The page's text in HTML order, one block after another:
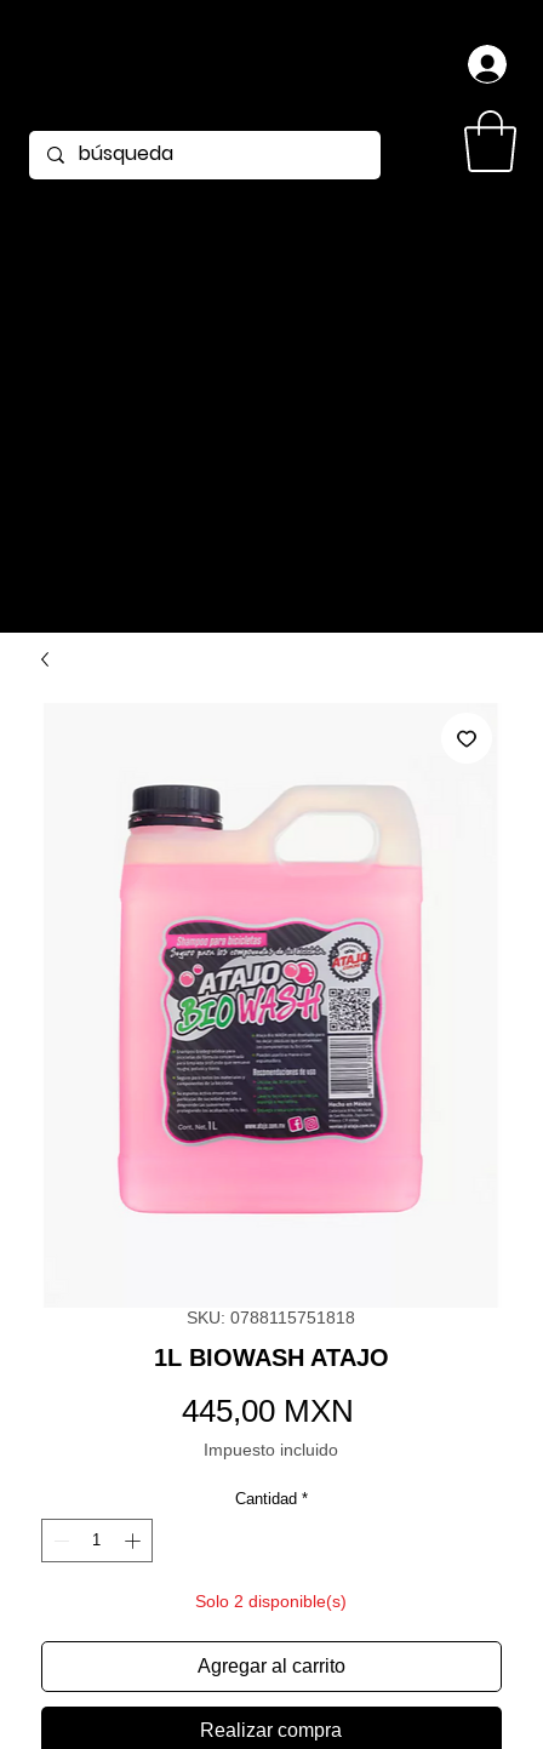
SKU: 0788115751818
1L BIOWASH ATAJO
445,00 MXN
Impuesto incluido
Cantidad *
Solo 2 disponible(s)
Agregar al carrito
Realizar compra